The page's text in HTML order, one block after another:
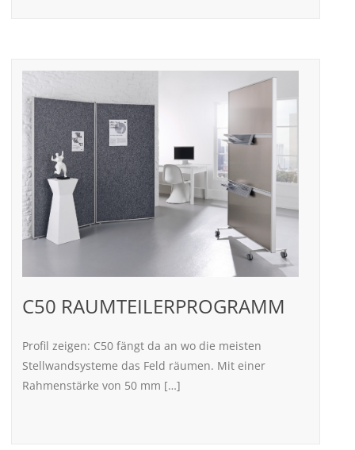
C50 RAUMTEILERPROGRAMM
Profil zeigen: C50 fängt da an wo die meisten
Stellwandsysteme das Feld räumen. Mit einer
Rahmenstärke von 50 mm […]